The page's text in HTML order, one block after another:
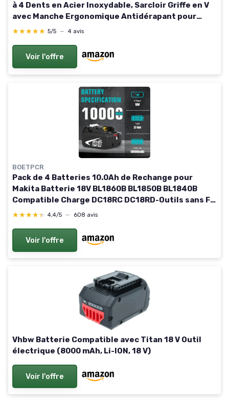
à 4 Dents en Acier Inoxydable, Sarcloir Griffe en V
avec Manche Ergonomique Antidérapant pour
Jardin, Terrasse, Désherbage, Aération du Sol et
★★★★★
★★★★★ 5/5 — 4 avis
Voir l'offre
BOETPCR
Pack de 4 Batteries 10.0Ah de Rechange pour
Makita Batterie 18V BL1860B BL1850B BL1840B
Compatible Charge DC18RC DC18RD-Outils sans Fil
LXT DHP485 DTD154 DHS68 -Haute Autonomie
★★★★★
★★★★★ 4,4/5 — 608 avis
Voir l'offre
Vhbw Batterie Compatible avec Titan 18 V Outil
électrique (8000 mAh, Li-ION, 18 V)
Voir l'offre